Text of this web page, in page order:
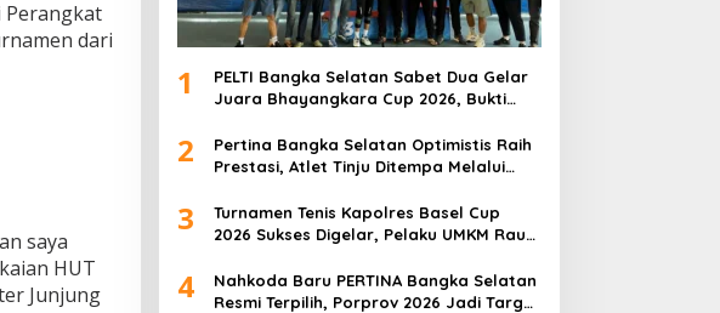
Perangkat
dari
saya
HUT
Junjung
1
PELTI Bangka Selatan Sabet Dua Gelar
Juara Bhayangkara Cup 2026, Bukti
2
Pertina Bangka Selatan Optimistis Raih
Prestasi, Atlet Tinju Ditempa Melalui
3
Turnamen Tenis Kapolres Basel Cup
2026 Sukses Digelar, Pelaku UMKM Raup
4
Nahkoda Baru PERTINA Bangka Selatan
Resmi Terpilih, Porprov 2026 Jadi Target